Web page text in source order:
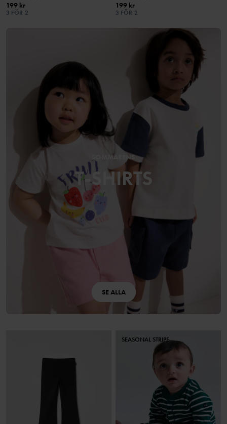
199 kr
3 FÖR 2
199 kr
3 FÖR 2
SOMMARENS
T-SHIRTS
SE ALLA
SEASONAL STRIPE